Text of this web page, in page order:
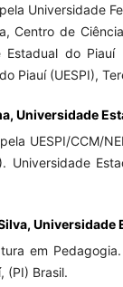
Universidade
Centro de
do Piauí
Piauí (UESPI),
Universidade
UESPI/CCM/
Universidade
Universidade
em
(PI) Brasil.